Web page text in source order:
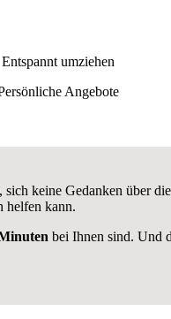
Entspannt umziehen
Angebote
keine Gedanken über
helfen kann.
bei Ihnen sind. Und